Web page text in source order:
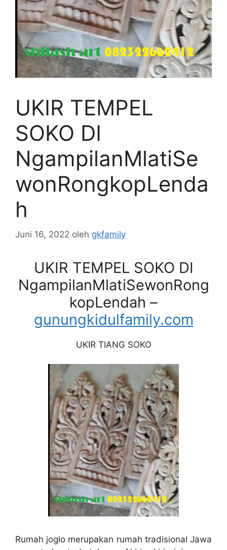
UKIR TEMPEL
SOKO DI
NgampilanMlatiSe
wonRongkopLenda
h
Juni 16, 2022 oleh gkfamily
UKIR TEMPEL SOKO DI
NgampilanMlatiSewonRong
kopLendah –
gunungkidulfamily.com
UKIR TIANG SOKO
Rumah joglo merupakan rumah tradisional Jawa